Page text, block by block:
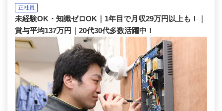
正社員
未経験OK・知識ゼロOK｜1年目で月収29万円以上も！｜
賞与平均137万円｜20代30代多数活躍中！